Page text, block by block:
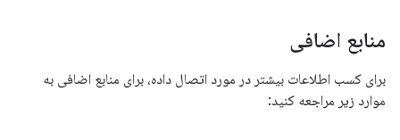
منابع اضافی
برای کسب اطلاعات بیشتر در مورد اتصال داده، برای منابع اضافی به
موارد زیر مراجعه کنید: